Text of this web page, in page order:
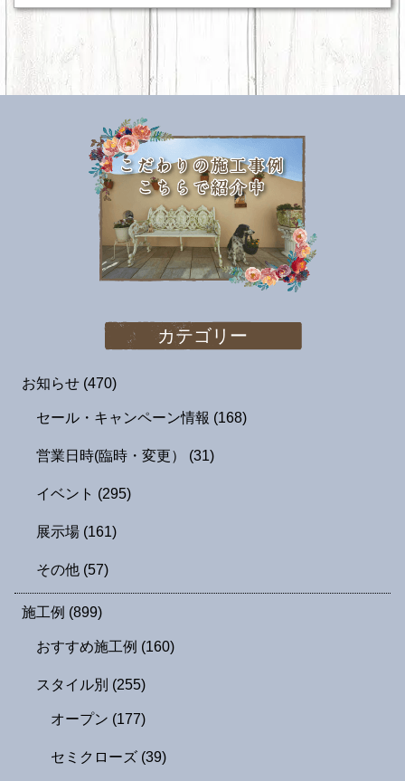
カテゴリー
お知らせ (470)
セール・キャンペーン情報 (168)
営業日時(臨時・変更） (31)
イベント (295)
展示場 (161)
その他 (57)
施工例 (899)
おすすめ施工例 (160)
スタイル別 (255)
オープン (177)
セミクローズ (39)